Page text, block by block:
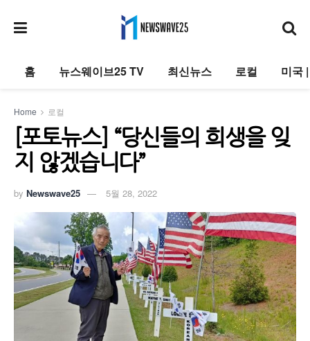
홈 뉴스웨이브25 TV 최신뉴스 로컬 미국
Home 로컬
[포토뉴스] “당신들의 희생을 잊
지 않겠습니다”
by Newswave25 5월 28, 2022